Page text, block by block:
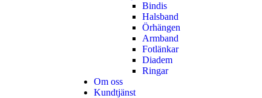
Bindis
Halsband
Örhängen
Armband
Fotlänkar
Diadem
Ringar
Om oss
Kundtjänst